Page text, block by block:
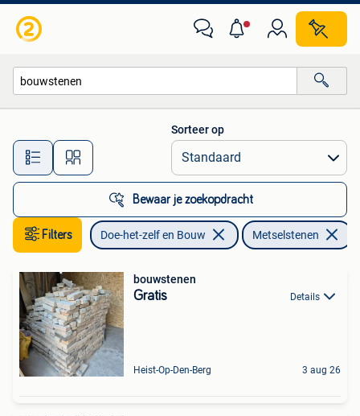
Alle afstanden…
Sorteer op
Bewaar je zoekopdracht
Filters Doe-het-zelf en Bouw Metselstenen
bouwstenen
Gratis Details
Heist-Op-Den-Berg 3 aug 26